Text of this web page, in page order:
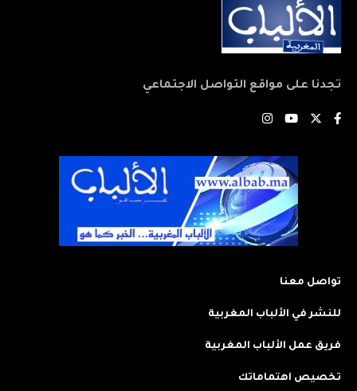
تجدنا على مواقع التواصل الاجتماعي
تواصل معنا
للنشر في الألباب المغربية
فريق عمل الألباب المغربية
تخصيص اهتماماتك